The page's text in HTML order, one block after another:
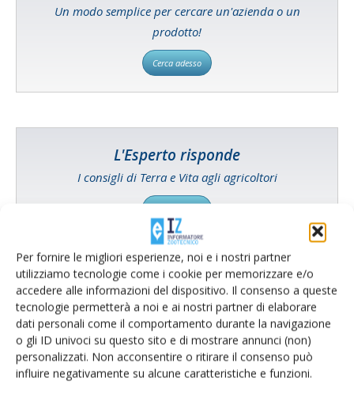
Per fornire le migliori esperienze, noi e i nostri partner
utilizziamo tecnologie come i cookie per memorizzare e/o
accedere alle informazioni del dispositivo. Il consenso a queste
tecnologie permetterà a noi e ai nostri partner di elaborare
dati personali come il comportamento durante la navigazione
o gli ID univoci su questo sito e di mostrare annunci (non)
personalizzati. Non acconsentire o ritirare il consenso può
influire negativamente su alcune caratteristiche e funzioni.
Un modo semplice per cercare un'azienda o un
prodotto!
Cerca adesso
L'Esperto risponde
I consigli di Terra e Vita agli agricoltori